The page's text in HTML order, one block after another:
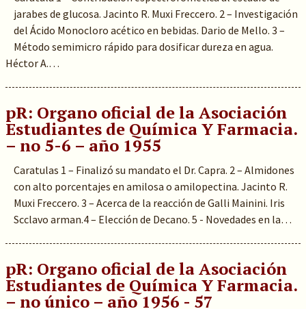
jarabes de glucosa. Jacinto R. Muxi Freccero. 2 – Investigación
del Ácido Monocloro acético en bebidas. Dario de Mello. 3 –
Método semimicro rápido para dosificar dureza en agua.
Héctor A.…
pR: Organo oficial de la Asociación
Estudiantes de Química Y Farmacia.
– no 5-6 – año 1955
Caratulas 1 – Finalizó su mandato el Dr. Capra. 2 – Almidones
con alto porcentajes en amilosa o amilopectina. Jacinto R.
Muxi Freccero. 3 – Acerca de la reacción de Galli Mainini. Iris
Scclavo arman.4 – Elección de Decano. 5 - Novedades en la…
pR: Organo oficial de la Asociación
Estudiantes de Química Y Farmacia.
– no único – año 1956 - 57